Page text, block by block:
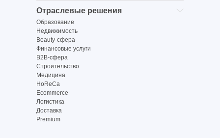
Отраслевые решения
Образование
Недвижимость
Beauty-сфера
Финансовые услуги
B2B-сфера
Строительство
Медицина
HoReCa
Ecommerce
Логистика
Доставка
Premium